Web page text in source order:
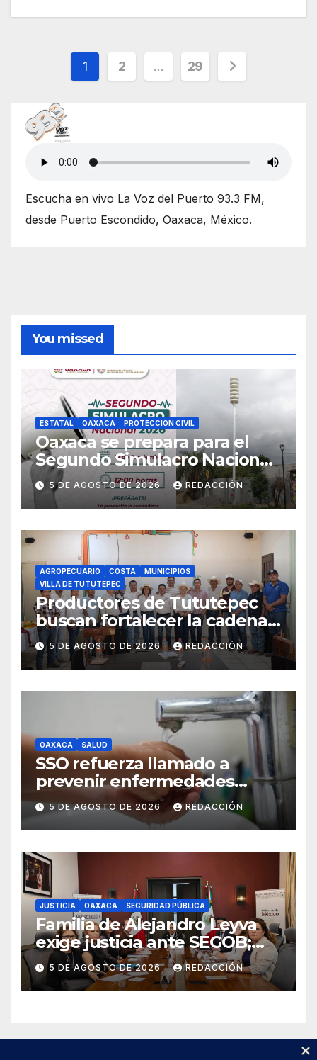
Paginación
entradas
1 2 … 29
Escucha en vivo La Voz del Puerto 93.3 FM,
desde Puerto Escondido, Oaxaca, México.
You missed
ESTATAL OAXACA PROTECCIÓN CIVIL
Oaxaca se prepara para el
Segundo Simulacro Nacional
2026, que se realizará el 19 de
septiembre
5 DE AGOSTO DE 2026 REDACCIÓN
AGROPECUARIO COSTA
MUNICIPIOS
VILLA DE TUTUTEPEC
Productores de Tututepec
buscan fortalecer la cadena
láctea regional
5 DE AGOSTO DE 2026 REDACCIÓN
OAXACA SALUD
SSO refuerza llamado a
prevenir enfermedades
diarreicas agudas como el
cólera
5 DE AGOSTO DE 2026 REDACCIÓN
JUSTICIA OAXACA SEGURIDAD PÚBLICA
Familia de Alejandro Leyva
exige justicia ante SEGOB;
piden detener a autores
materiales e intelectuales del
asesinato
5 DE AGOSTO DE 2026 REDACCIÓN